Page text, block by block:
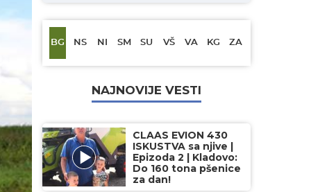
BG NS NI SM SU VŠ VA KG ZA
NAJNOVIJE VESTI
CLAAS EVION 430
ISKUSTVA sa njive |
Epizoda 2 | Kladovo:
Do 160 tona pšenice
za dan!